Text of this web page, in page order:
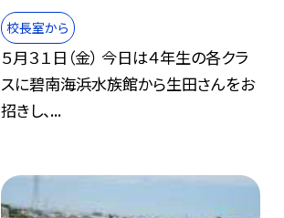
校長室から
５月３１日（金） 今日は４年生の各クラ
スに碧南海浜水族館から生田さんをお
招きし、...